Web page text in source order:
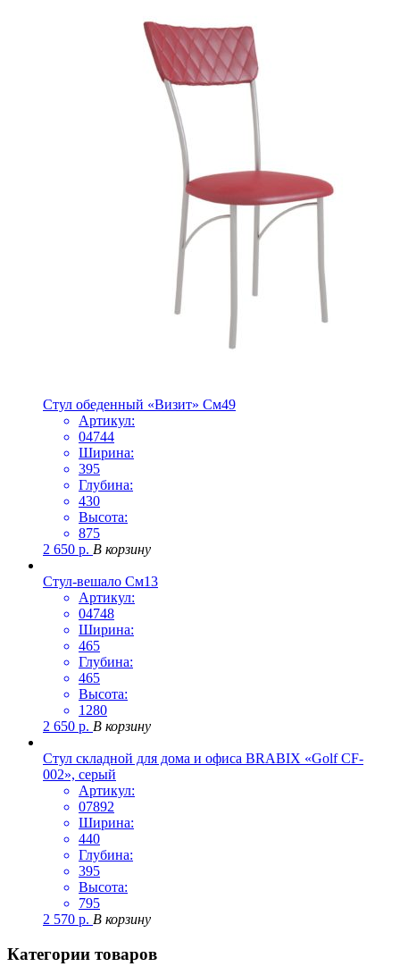
Стул обеденный «Визит» См49
Артикул:
04744
Ширина:
395
Глубина:
430
Высота:
875
2 650 р. В корзину
Стул-вешало См13
Артикул:
04748
Ширина:
465
Глубина:
465
Высота:
1280
2 650 р. В корзину
Стул складной для дома и офиса BRABIX «Golf CF-
002», серый
Артикул:
07892
Ширина:
440
Глубина:
395
Высота:
795
2 570 р. В корзину
Категории товаров